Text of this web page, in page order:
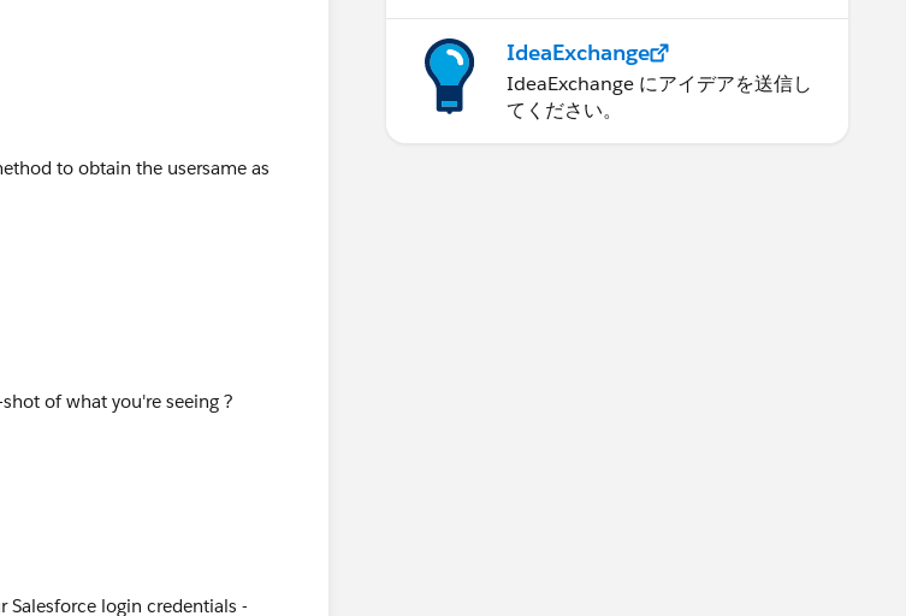
to obtain the usersame as
of what you're seeing ?
login credentials -
IdeaExchange
IdeaExchange にアイデアを送信し
てください。